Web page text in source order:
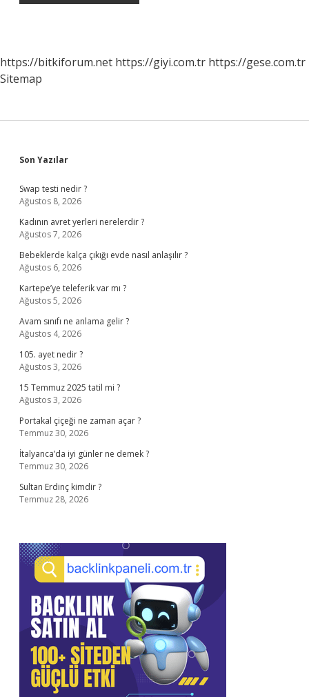
https://bitkiforum.net https://giyi.com.tr https://gese.com.tr
Sitemap
Sidebar
Son Yazılar
Swap testi nedir ?
Ağustos 8, 2026
Kadının avret yerleri nerelerdir ?
Ağustos 7, 2026
Bebeklerde kalça çıkığı evde nasıl anlaşılır ?
Ağustos 6, 2026
Kartepe’ye teleferik var mı ?
Ağustos 5, 2026
Avam sınıfı ne anlama gelir ?
Ağustos 4, 2026
105. ayet nedir ?
Ağustos 3, 2026
15 Temmuz 2025 tatil mi ?
Ağustos 3, 2026
Portakal çiçeği ne zaman açar ?
Temmuz 30, 2026
İtalyanca’da iyi günler ne demek ?
Temmuz 30, 2026
Sultan Erdinç kimdir ?
Temmuz 28, 2026